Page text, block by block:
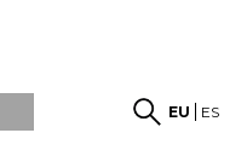
EU ES